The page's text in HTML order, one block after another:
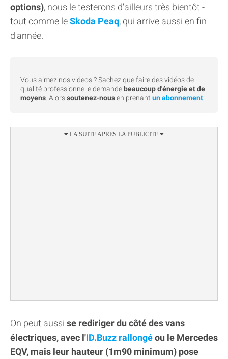
options), nous le testerons d'ailleurs très bientôt -
tout comme leSkoda Peaq, qui arrive aussi en fin
d'année.
Vous aimez nos videos ? Sachez que faire des vidéos de
qualité professionnelle demande beaucoup d'énergie et de
moyens . Alorssoutenez-nousen prenant un abonnement
On peut aussi se rediriger du côté des vans
électriques, avec l'ID.Buzz rallongéou le Mercedes
EQV, mais leur hauteur (1m90 minimum) pose